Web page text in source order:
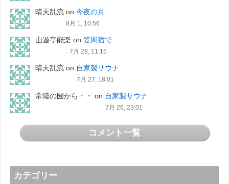
晴天乱流on 今夜の月
8月 1, 10:56
山遊亭能楽 on 笠間宿で
7月 28, 11:15
晴天乱流on 自家製サウナ
7月 27, 18:01
常陸の圀から・・ on 自家製サウナ
7月 26, 23:01
コメント一覧
カテゴリー